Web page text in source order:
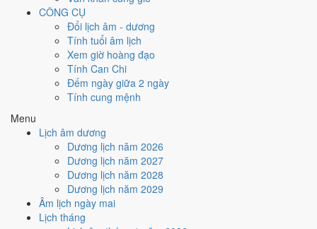
CÔNG CỤ
Đổi lịch âm - dương
Tính tuổi âm lịch
Xem giờ hoàng đạo
Tính Can Chi
Đếm ngày giữa 2 ngày
Tính cung mệnh
Menu
Lịch âm dương
Dương lịch năm 2026
Dương lịch năm 2027
Dương lịch năm 2028
Dương lịch năm 2029
Âm lịch ngày mai
Lịch tháng
4 /10Trung bình
Khai trương - mở cửa hàng hôm nay ở
nhờ hợpSao Bích, nhưng Trực Trừ và Ngày Hắc Đạo kéo giảm
Cách tính ngày tốt
Ký hợp đồng - giao ước
Trung bình
Ký hợp đồng - giao ước hôm nay ở
hợpSao Bích, nhưng Ngày Hắc Đạo kéo giảm điểm.
Cách tính ngày tốt
Động thổ - khởi công
Trung bình
Động thổ - khởi công hôm nay ở
hợpSao Bích, nhưng Ngày Hắc Đạo kéo giảm điểm.